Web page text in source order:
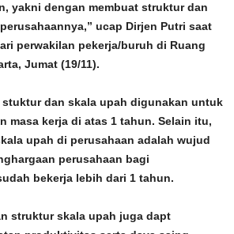
yakni dengan membuat struktur dan
ucap Dirjen Putri saat
perwakilan pekerja/buruh di Ruang
Jumat (19/11).
stuktur dan skala upah digunakan untuk
masa kerja di atas 1 tahun. Selain itu,
upah di perusahaan adalah wujud
perusahaan bagi
bekerja lebih dari 1 tahun.
struktur skala upah juga dapt